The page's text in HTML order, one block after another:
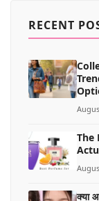
RECENT
The
क्या